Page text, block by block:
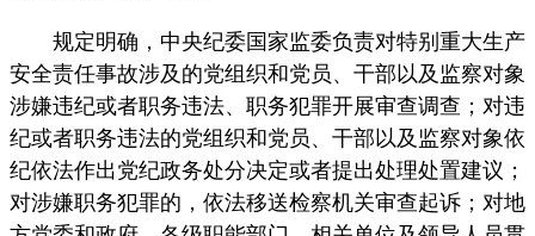
规定明确，中央纪委国家监委负责对特别重大生产
安全责任事故涉及的党组织和党员、干部以及监察对象
涉嫌违纪或者职务违法、职务犯罪开展审查调查；对违
纪或者职务违法的党组织和党员、干部以及监察对象依
纪依法作出党纪政务处分决定或者提出处理处置建议；
对涉嫌职务犯罪的，依法移送检察机关审查起诉；对地